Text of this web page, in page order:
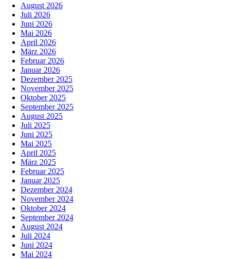
August 2026
Juli 2026
Juni 2026
Mai 2026
April 2026
März 2026
Februar 2026
Januar 2026
Dezember 2025
November 2025
Oktober 2025
September 2025
August 2025
Juli 2025
Juni 2025
Mai 2025
April 2025
März 2025
Februar 2025
Januar 2025
Dezember 2024
November 2024
Oktober 2024
September 2024
August 2024
Juli 2024
Juni 2024
Mai 2024